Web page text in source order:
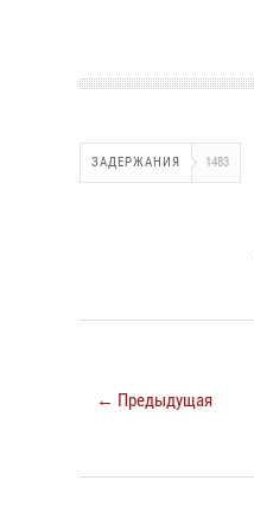
ЗАДЕРЖАНИЯ 1483
← Предыдущая